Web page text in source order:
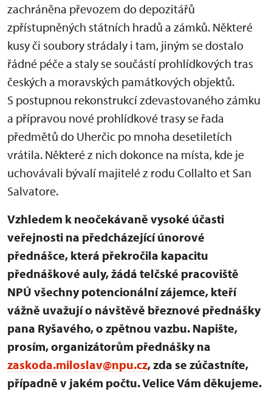
zachráněna převozem do depozitářů
zpřístupněných státních hradů a zámků. Některé
kusy či soubory strádaly i tam, jiným se dostalo
řádné péče a staly se součástí prohlídkových tras
českých a moravských památkových objektů.
S postupnou rekonstrukcí zdevastovaného zámku
a přípravou nové prohlídkové trasy se řada
předmětů do Uherčic po mnoha desetiletích
vrátila. Některé z nich dokonce na místa, kde je
uchovávali bývalí majitelé z rodu Collalto et San
Salvatore.
Vzhledem k neočekávaně vysoké účasti
veřejnosti na předcházející únorové
přednášce, která překročila kapacitu
přednáškové auly, žádá telčské pracoviště
NPÚ všechny potencionální zájemce, kteří
vážně uvažují o návštěvě březnové přednášky
pana Ryšavého, o zpětnou vazbu. Napište,
prosím, organizátorům přednášky na
zaskoda.miloslav@npu.cz, zda se zúčastníte,
případně v jakém počtu. Velice Vám děkujeme.